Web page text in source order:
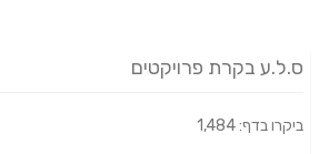
ס.ל.ע בקרת פרויקטים
ביקרו בדף: 1,484